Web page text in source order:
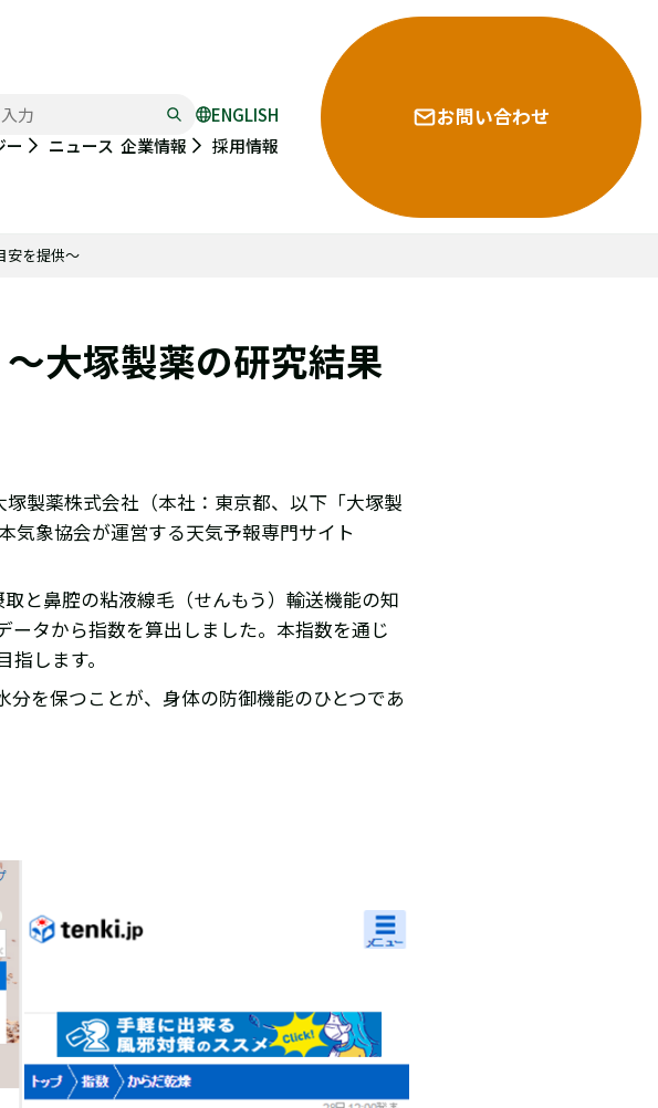
ENGLISH
ー ニュース 企業情報 採用情報
お問い合わせ
安を提供～
大塚製薬の研究結果
製薬株式会社（本社：東京都、以下「大塚製
気象協会が運営する天気予報専門サイト
と鼻腔の粘液線毛（せんもう）輸送機能の知
タから指数を算出しました。本指数を通じ
します。
を保つことが、身体の防御機能のひとつであ